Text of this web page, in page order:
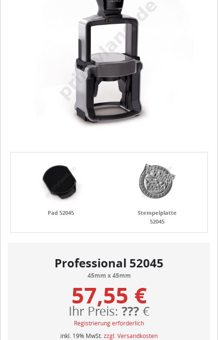
Stempelplatte
52045
Pad 52045
Professional 52045
45mm x 45mm
57,55 €
Ihr Preis: ???€
Registrierung erforderlich
inkl. 19% MwSt. zzgl. Versandkosten